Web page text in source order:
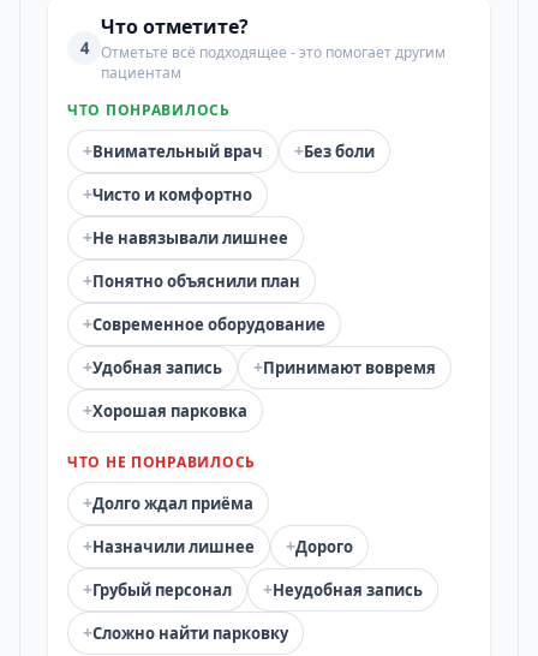
4
Что отметите?
Отметьте всё подходящее - это помогает другим
пациентам
ЧТО ПОНРАВИЛОСЬ
+Внимательный врач +Без боли
+Чисто и комфортно
+Не навязывали лишнее
+Понятно объяснили план
+Современное оборудование
+Удобная запись +Принимают вовремя
+Хорошая парковка
ЧТО НЕ ПОНРАВИЛОСЬ
+Долго ждал приёма
+Назначили лишнее +Дорого
+Грубый персонал +Неудобная запись
+Сложно найти парковку